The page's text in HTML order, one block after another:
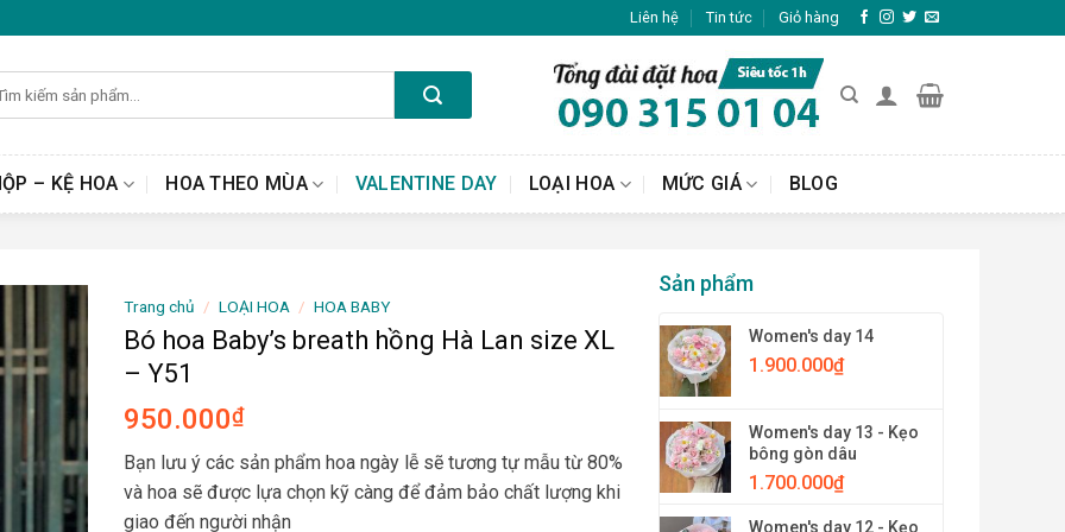
Liên hệ Tin tức Giỏ hàng
– KỆ HOA HOA THEO MÙA VALENTINE DAY LOẠI HOA MỨC GIÁ BLOG
Sản phẩm
Women's day 14
1.900.000₫
Women's day 13 - Kẹo
bông gòn dâu
1.700.000₫
Women's day 12 - Kẹo
Trang chủ / LOẠI HOA / HOA BABY
Bó hoa Baby’s breath hồng Hà Lan size XL
– Y51
950.000₫
Bạn lưu ý các sản phẩm hoa ngày lễ sẽ tương tự mẫu từ 80%
và hoa sẽ được lựa chọn kỹ càng để đảm bảo chất lượng khi
giao đến người nhận